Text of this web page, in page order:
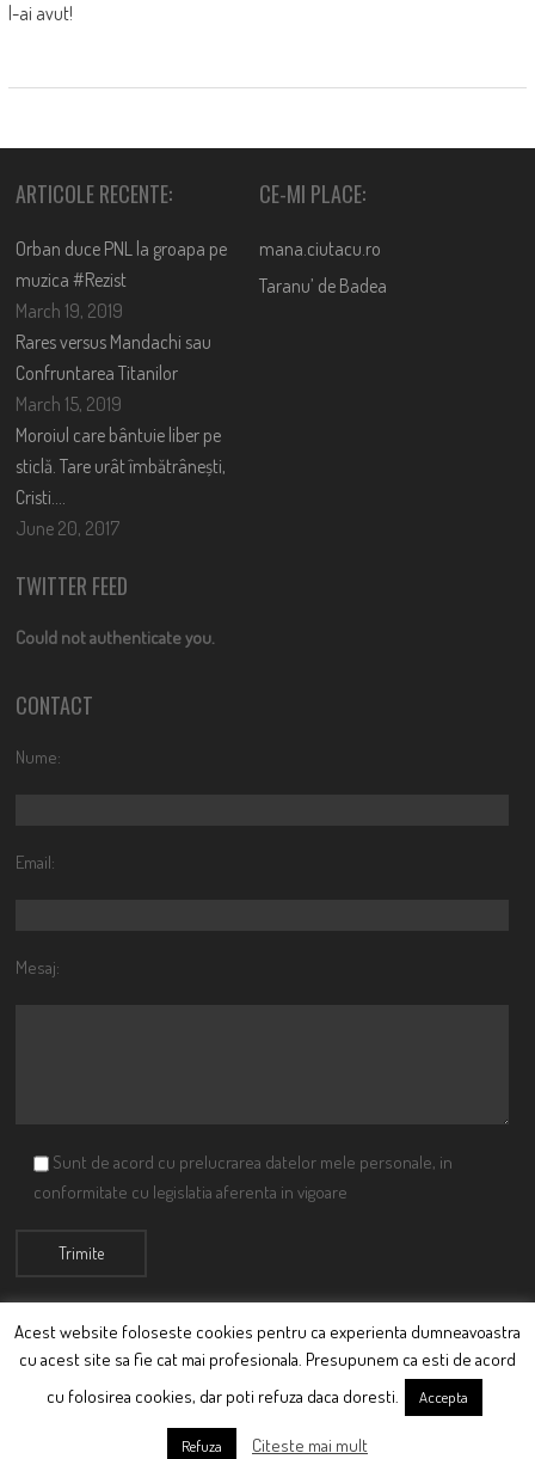
l-ai avut!
ARTICOLE RECENTE:
Orban duce PNL la groapa pe
muzica #Rezist
March 19, 2019
Rares versus Mandachi sau
Confruntarea Titanilor
March 15, 2019
Moroiul care bântuie liber pe
sticlă. Tare urât îmbătrânești,
Cristi….
June 20, 2017
CE-MI PLACE:
mana.ciutacu.ro
Taranu’ de Badea
TWITTER FEED
Could not authenticate you.
CONTACT
Nume:
Email:
Mesaj:
Sunt de acord cu prelucrarea datelor mele personale, in
conformitate cu legislatia aferenta in vigoare
© Ciutacu 2015 Parte a Imperiului Ciutacesc.
Acest website foloseste cookies pentru ca experienta dumneavoastra
cu acest site sa fie cat mai profesionala. Presupunem ca esti de acord
cu folosirea cookies, dar poti refuza daca doresti.
Accepta
Refuza Citeste mai mult